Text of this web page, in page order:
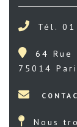
Tél.
64 Rue
75014
Nous